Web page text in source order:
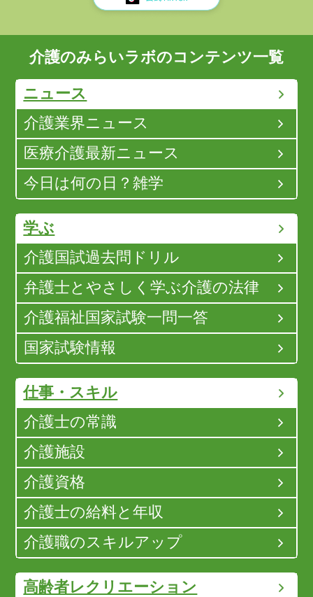
介護のみらいラボのコンテンツ一覧
ニュース
介護業界ニュース
医療介護最新ニュース
今日は何の日？雑学
学ぶ
介護国試過去問ドリル
弁護士とやさしく学ぶ介護の法律
介護福祉国家試験一問一答
国家試験情報
仕事・スキル
介護士の常識
介護施設
介護資格
介護士の給料と年収
介護職のスキルアップ
高齢者レクリエーション